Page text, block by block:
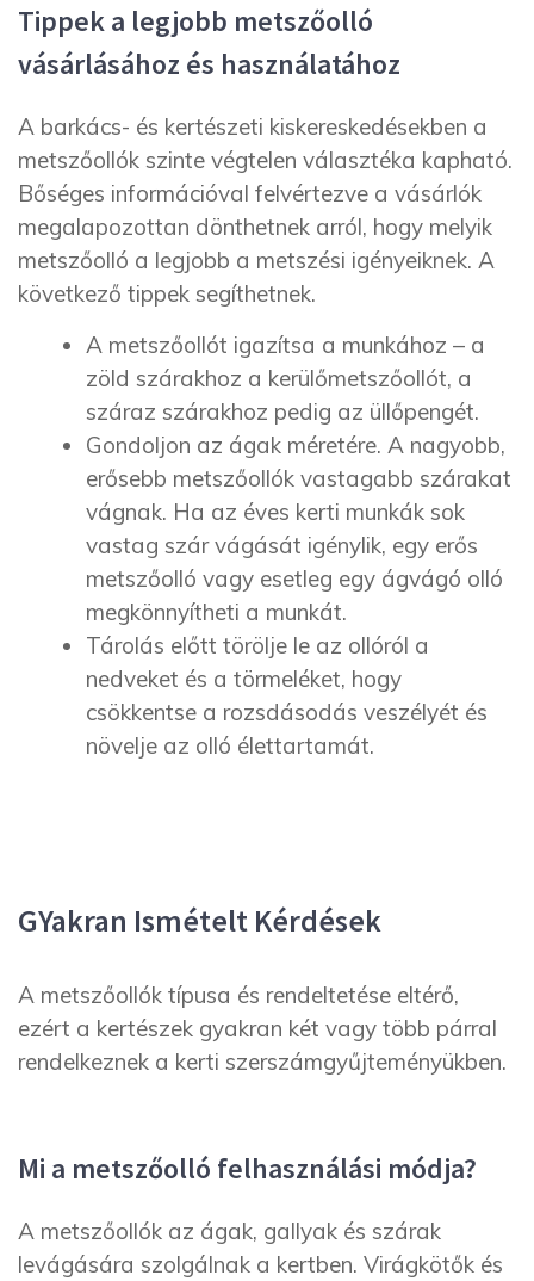
Tippek a legjobb metszőolló
vásárlásához és használatához
A barkács- és kertészeti kiskereskedésekben a
metszőollók szinte végtelen választéka kapható.
Bőséges információval felvértezve a vásárlók
megalapozottan dönthetnek arról, hogy melyik
metszőolló a legjobb a metszési igényeiknek. A
következő tippek segíthetnek.
A metszőollót igazítsa a munkához – a
zöld szárakhoz a kerülőmetszőollót, a
száraz szárakhoz pedig az üllőpengét.
Gondoljon az ágak méretére. A nagyobb,
erősebb metszőollók vastagabb szárakat
vágnak. Ha az éves kerti munkák sok
vastag szár vágását igénylik, egy erős
metszőolló vagy esetleg egy ágvágó olló
megkönnyítheti a munkát.
Tárolás előtt törölje le az ollóról a
nedveket és a törmeléket, hogy
csökkentse a rozsdásodás veszélyét és
növelje az olló élettartamát.
GYakran Ismételt Kérdések
A metszőollók típusa és rendeltetése eltérő,
ezért a kertészek gyakran két vagy több párral
rendelkeznek a kerti szerszámgyűjteményükben.
Mi a metszőolló felhasználási módja?
A metszőollók az ágak, gallyak és szárak
levágására szolgálnak a kertben. Virágkötők és